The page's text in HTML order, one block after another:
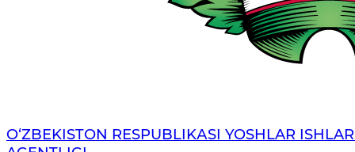
O‘ZBЕKISTОN RЕSPUBLIKАSI YOSHLAR